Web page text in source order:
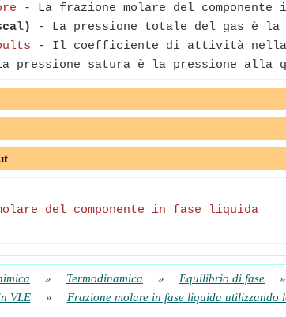
- La frazione molare del
- La pressione totale del gas è
- Il coefficiente di attività nella
pressione satura è la pressione alla
del componente in fase liquida
» Termodinamica » Equilibrio di fase »
VLE
» Frazione molare in fase liquida utilizzando